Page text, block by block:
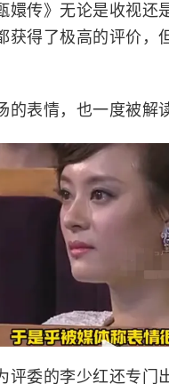
嬛传》无论是收视还
获得了极高的评价，
的表情，也一度被解
评委的李少红还专门